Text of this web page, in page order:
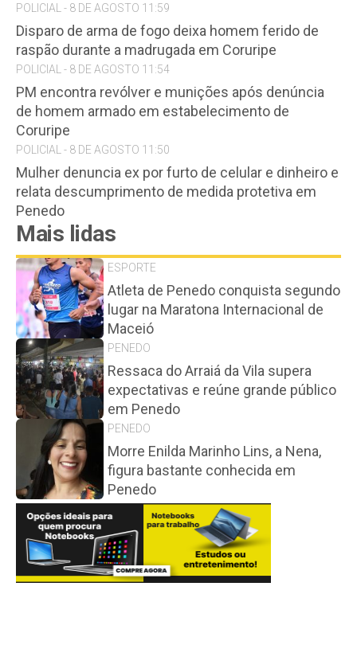
POLICIAL - 8 DE AGOSTO 11:59
Disparo de arma de fogo deixa homem ferido de
raspão durante a madrugada em Coruripe
POLICIAL - 8 DE AGOSTO 11:54
PM encontra revólver e munições após denúncia
de homem armado em estabelecimento de
Coruripe
POLICIAL - 8 DE AGOSTO 11:50
Mulher denuncia ex por furto de celular e dinheiro e
relata descumprimento de medida protetiva em
Penedo
Mais lidas
ESPORTE
Atleta de Penedo conquista segundo
lugar na Maratona Internacional de
Maceió
PENEDO
Ressaca do Arraiá da Vila supera
expectativas e reúne grande público
em Penedo
PENEDO
Morre Enilda Marinho Lins, a Nena,
figura bastante conhecida em
Penedo